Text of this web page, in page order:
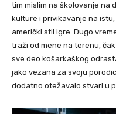
tim mislim na školovanje na
kulture i privikavanje na
američki stil igre. Dugo
traži od mene na terenu,
sve deo košarkaškog
jako vezana za svoju
dodatno otežavalo stvari u